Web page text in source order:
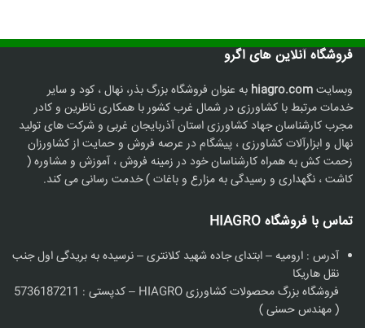
فروشگاه آنلاین های اگرو
وبسایتhiagro.com به عنوان فروشگاه بزرگ بذر، نهال ، کود و سایر
خدمات مرتبط با کشاورزی در شمال غرب کشور با همکاری ناظرین و کادر
مجرب کارشناسان جهاد کشاورزی استان آذربایجان غربی و شرکت های تولید
نهال و ابزارآلات کشاورزی ، پیشگام در عرصه فروش و حمایت از کشاورزان
زحمت کش به همراه کارشناسان خود در زمینه فروش ، آموزش و مشاوره (
کاشت ، نگهداری و رسیدگی به مزارع و باغات ) خدمت رسانی می کند.
تماس با فروشگاه HIAGRO
آدرس : ارومیه – ابتدای جاده شهید کلانتری – نرسیده به بریدگی اول جنب
نقل هاریکا
فروشگاه بزرگ محصولات کشاورزی HIAGRO – کدپستی : 5736187211
( مهندس حسنی )